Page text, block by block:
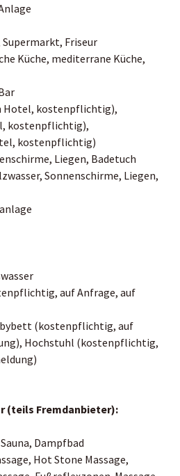
Friseur
Küche, mediterrane Küche,
Hotel, kostenpflichtig),
kostenpflichtig),
kostenpflichtig)
Liegen, Badetuch
Sonnenschirme, Liegen,
auf Anfrage, auf
(kostenpflichtig, auf
Hochstuhl (kostenpflichtig,
(teils Fremdanbieter):
Dampfbad
Hot Stone Massage,